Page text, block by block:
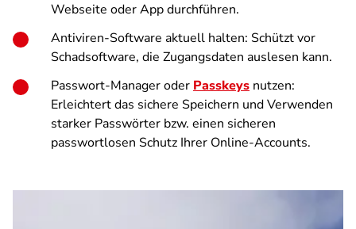
Webseite oder App durchführen.
Antiviren-Software aktuell halten: Schützt vor
Schadsoftware, die Zugangsdaten auslesen kann.
Passwort-Manager oder Passkeys nutzen:
Erleichtert das sichere Speichern und Verwenden
starker Passwörter bzw. einen sicheren
passwortlosen Schutz Ihrer Online-Accounts.